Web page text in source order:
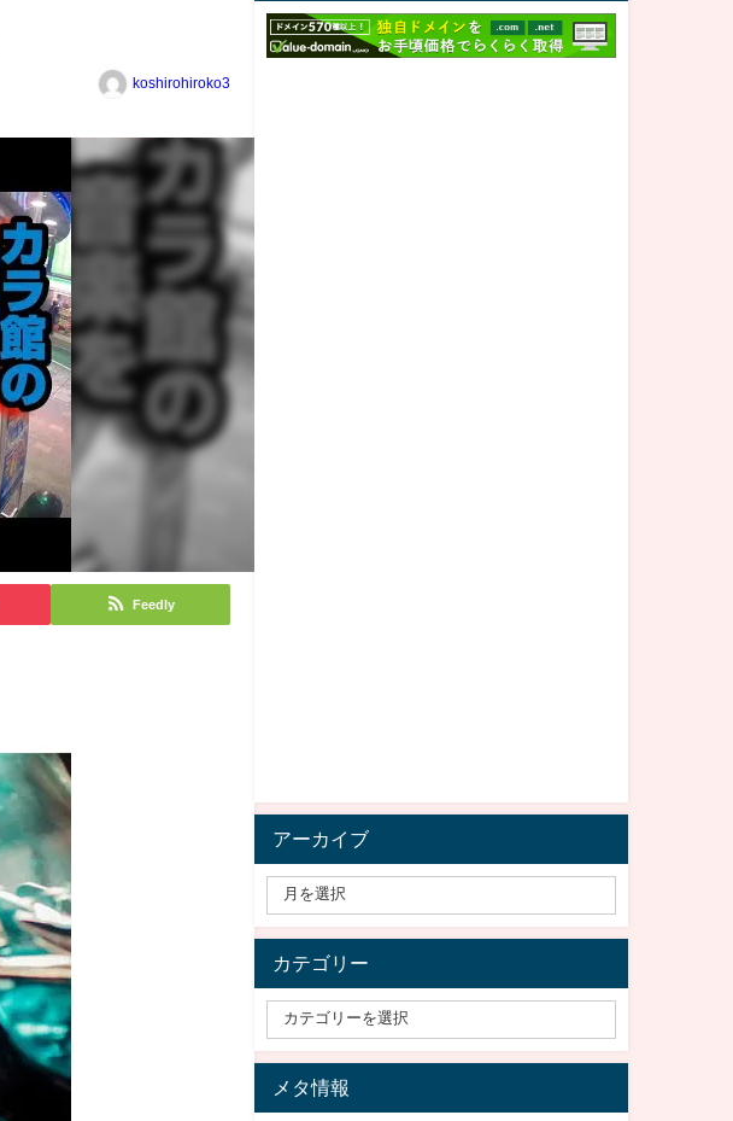
koshirohiroko3
Feedly
アーカイブ
カテゴリー
メタ情報